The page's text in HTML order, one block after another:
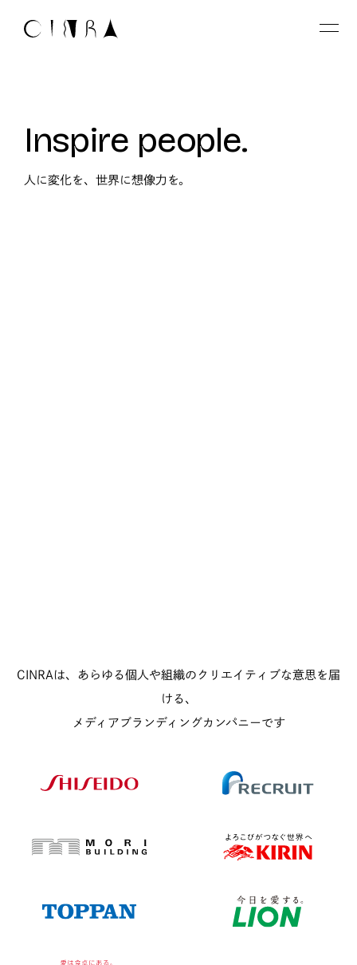
Inspire people.
人に変化を、世界に想像力を。
CINRAは、あらゆる個人や組織のクリエイティブな意思を届
ける、
メディアブランディングカンパニーです